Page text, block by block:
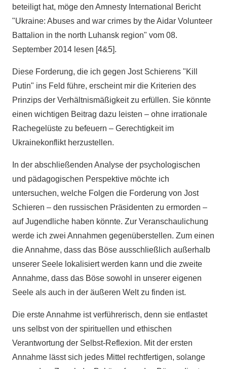
beteiligt hat, möge den Amnesty International Bericht
"Ukraine: Abuses and war crimes by the Aidar Volunteer
Battalion in the north Luhansk region" vom 08.
September 2014 lesen [4&5].
Diese Forderung, die ich gegen Jost Schierens "Kill
Putin" ins Feld führe, erscheint mir die Kriterien des
Prinzips der Verhältnismäßigkeit zu erfüllen. Sie könnte
einen wichtigen Beitrag dazu leisten – ohne irrationale
Rachegelüste zu befeuern – Gerechtigkeit im
Ukrainekonflikt herzustellen.
In der abschließenden Analyse der psychologischen
und pädagogischen Perspektive möchte ich
untersuchen, welche Folgen die Forderung von Jost
Schieren – den russischen Präsidenten zu ermorden –
auf Jugendliche haben könnte. Zur Veranschaulichung
werde ich zwei Annahmen gegenüberstellen. Zum einen
die Annahme, dass das Böse ausschließlich außerhalb
unserer Seele lokalisiert werden kann und die zweite
Annahme, dass das Böse sowohl in unserer eigenen
Seele als auch in der äußeren Welt zu finden ist.
Die erste Annahme ist verführerisch, denn sie entlastet
uns selbst von der spirituellen und ethischen
Verantwortung der Selbst-Reflexion. Mit der ersten
Annahme lässt sich jedes Mittel rechtfertigen, solange